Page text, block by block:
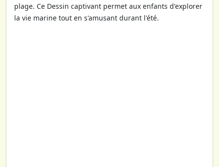
plage. Ce Dessin captivant permet aux enfants d'explorer
la vie marine tout en s'amusant durant l'été.